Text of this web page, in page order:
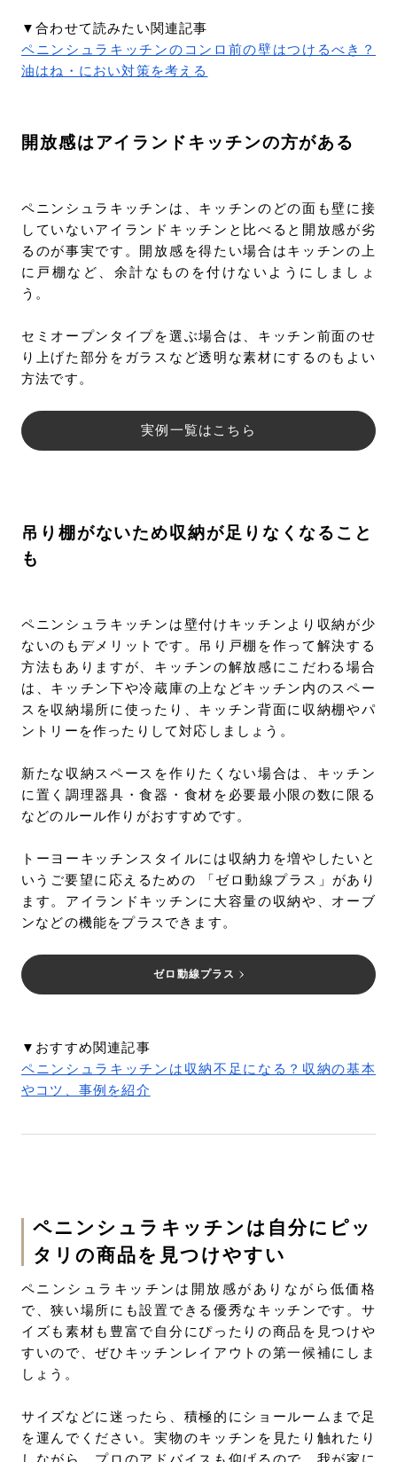
▼合わせて読みたい関連記事
ペニンシュラキッチンのコンロ前の壁はつけるべき？
油はね・におい対策を考える
開放感はアイランドキッチンの方がある
ペニンシュラキッチンは、キッチンのどの面も壁に接
していないアイランドキッチンと比べると開放感が劣
るのが事実です。開放感を得たい場合はキッチンの上
に戸棚など、余計なものを付けないようにしましょ
う。
セミオープンタイプを選ぶ場合は、キッチン前面のせ
り上げた部分をガラスなど透明な素材にするのもよい
方法です。
実例一覧はこちら
吊り棚がないため収納が足りなくなること
も
ペニンシュラキッチンは壁付けキッチンより収納が少
ないのもデメリットです。吊り戸棚を作って解決する
方法もありますが、キッチンの解放感にこだわる場合
は、キッチン下や冷蔵庫の上などキッチン内のスペー
スを収納場所に使ったり、キッチン背面に収納棚やパ
ントリーを作ったりして対応しましょう。
新たな収納スペースを作りたくない場合は、キッチン
に置く調理器具・食器・食材を必要最小限の数に限る
などのルール作りがおすすめです。
トーヨーキッチンスタイルには収納力を増やしたいと
いうご要望に応えるための 「ゼロ動線プラス」があり
ます。アイランドキッチンに大容量の収納や、オーブ
ンなどの機能をプラスできます。
ゼロ動線プラス
▼おすすめ関連記事
ペニンシュラキッチンは収納不足になる？収納の基本
やコツ、事例を紹介
ペニンシュラキッチンは自分にピッ
タリの商品を見つけやすい
ペニンシュラキッチンは開放感がありながら低価格
で、狭い場所にも設置できる優秀なキッチンです。サ
イズも素材も豊富で自分にぴったりの商品を見つけや
すいので、ぜひキッチンレイアウトの第一候補にしま
しょう。
サイズなどに迷ったら、積極的にショールームまで足
を運んでください。実物のキッチンを見たり触れたり